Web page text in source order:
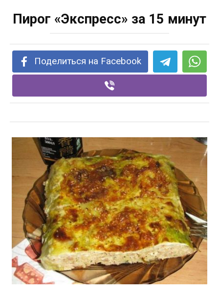
Пирог «Экспресс» за 15 минут
Поделиться на Facebook